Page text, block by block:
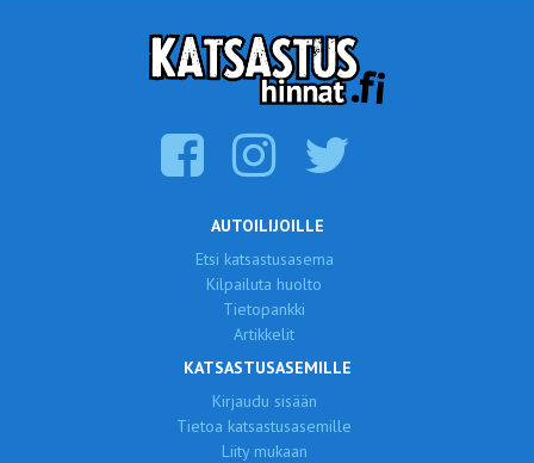
AUTOILIJOILLE
Etsi katsastusasema
Kilpailuta huolto
Tietopankki
Artikkelit
KATSASTUSASEMILLE
Kirjaudu sisään
Tietoa katsastusasemille
Liity mukaan